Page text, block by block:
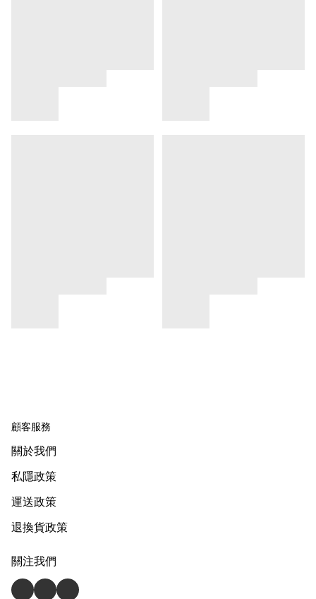
顧客服務
關於我們
私隱政策
運送政策
退換貨政策
關注我們